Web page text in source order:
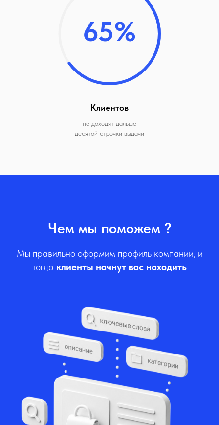
65%
Клиентов
не доходят дальше
десятой строчки выдачи
Чем мы поможем ?
Мы правильно оформим профиль компании, и
тогда клиенты начнут вас находить